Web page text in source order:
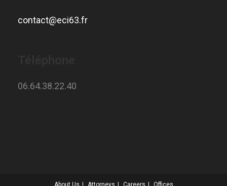
contact@eci63.fr
06.64.38.22.40
About Us Attorneys Careers Offices